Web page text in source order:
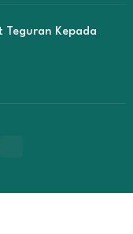
Teguran Kepada